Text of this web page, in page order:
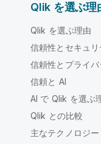
Qlik を選ぶ理
Qlik を選ぶ理由
信頼性とセキュリ
信頼性とプライバ
信頼と AI
AI で Qlik を選ぶ
Qlik との比較
主なテクノロジ